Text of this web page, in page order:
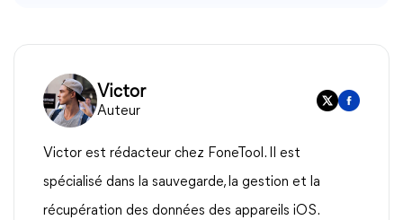
Victor
Auteur
Victor est rédacteur chez FoneTool. Il est
spécialisé dans la sauvegarde, la gestion et la
récupération des données des appareils iOS.